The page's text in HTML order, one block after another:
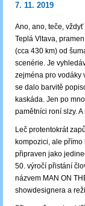
7. 11. 2019
Ano, ano, teče,
Teplá Vltava,
(cca 430 km) od
scenérie. Je
zejména pro vodáky
se dalo barvitě
kaskáda. Jen po
pamětníci roní slzy.
Leč protentokrát
kompozici, ale
připraven jako
50. výročí přistání
názvem MAN ON
showdesignera a